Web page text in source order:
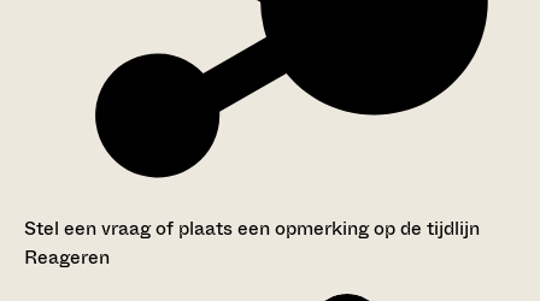
Stel een vraag of plaats een opmerking op de tijdlijn
Reageren